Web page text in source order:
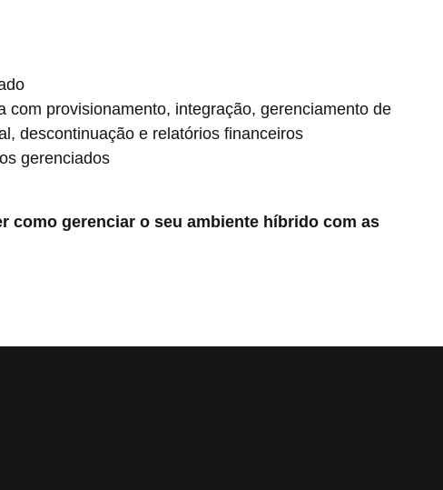
com provisionamento, integração, gerenciamento de
descontinuação e relatórios financeiros
gerenciados
como gerenciar o seu ambiente híbrido com as